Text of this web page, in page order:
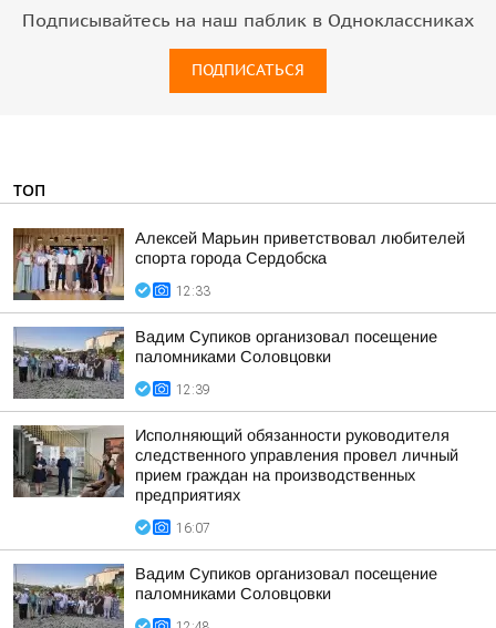
Подписывайтесь на наш паблик в Одноклассниках
ПОДПИСАТЬСЯ
ТОП
Алексей Марьин приветствовал любителей
спорта города Сердобска
12:33
Вадим Супиков организовал посещение
паломниками Соловцовки
12:39
Исполняющий обязанности руководителя
следственного управления провел личный
прием граждан на производственных
предприятиях
16:07
Вадим Супиков организовал посещение
паломниками Соловцовки